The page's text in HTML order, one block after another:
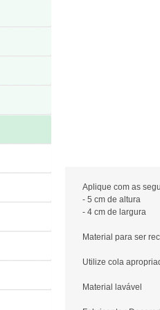
Aplique com as
- 5 cm de altura
- 4 cm de largura
Material para ser
Utilize cola
Material lavável